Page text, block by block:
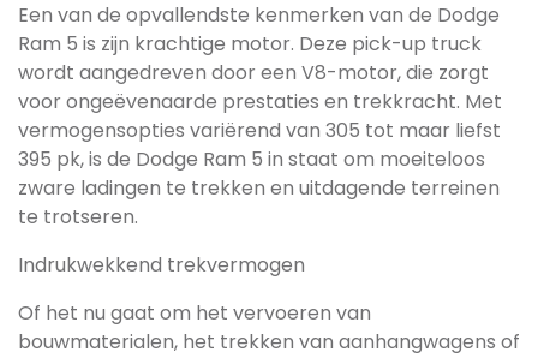
Een van de opvallendste kenmerken van de Dodge
Ram 5 is zijn krachtige motor. Deze pick-up truck
wordt aangedreven door een V8-motor, die zorgt
voor ongeëvenaarde prestaties en trekkracht. Met
vermogensopties variërend van 305 tot maar liefst
395 pk, is de Dodge Ram 5 in staat om moeiteloos
zware ladingen te trekken en uitdagende terreinen
te trotseren.
Indrukwekkend trekvermogen
Of het nu gaat om het vervoeren van
bouwmaterialen, het trekken van aanhangwagens of